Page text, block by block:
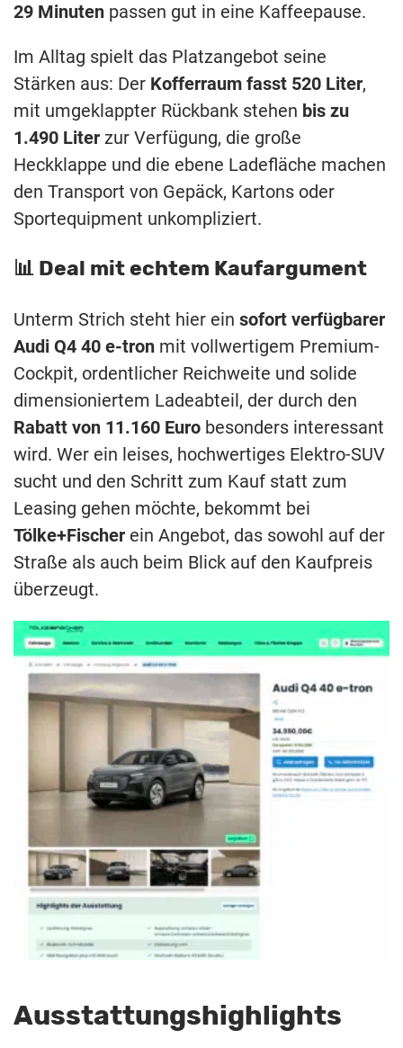
29 Minuten passen gut in eine Kaffeepause.
Im Alltag spielt das Platzangebot seine
Stärken aus: Der Kofferraum fasst 520 Liter,
mit umgeklappter Rückbank stehen bis zu
1.490 Liter zur Verfügung, die große
Heckklappe und die ebene Ladefläche machen
den Transport von Gepäck, Kartons oder
Sportequipment unkompliziert.
📊 Deal mit echtem Kaufargument
Unterm Strich steht hier ein sofort verfügbarer
Audi Q4 40 e-tron mit vollwertigem Premium-
Cockpit, ordentlicher Reichweite und solide
dimensioniertem Ladeabteil, der durch den
Rabatt von 11.160 Euro besonders interessant
wird. Wer ein leises, hochwertiges Elektro-SUV
sucht und den Schritt zum Kauf statt zum
Leasing gehen möchte, bekommt bei
Tölke+Fischer ein Angebot, das sowohl auf der
Straße als auch beim Blick auf den Kaufpreis
überzeugt.
Ausstattungshighlights